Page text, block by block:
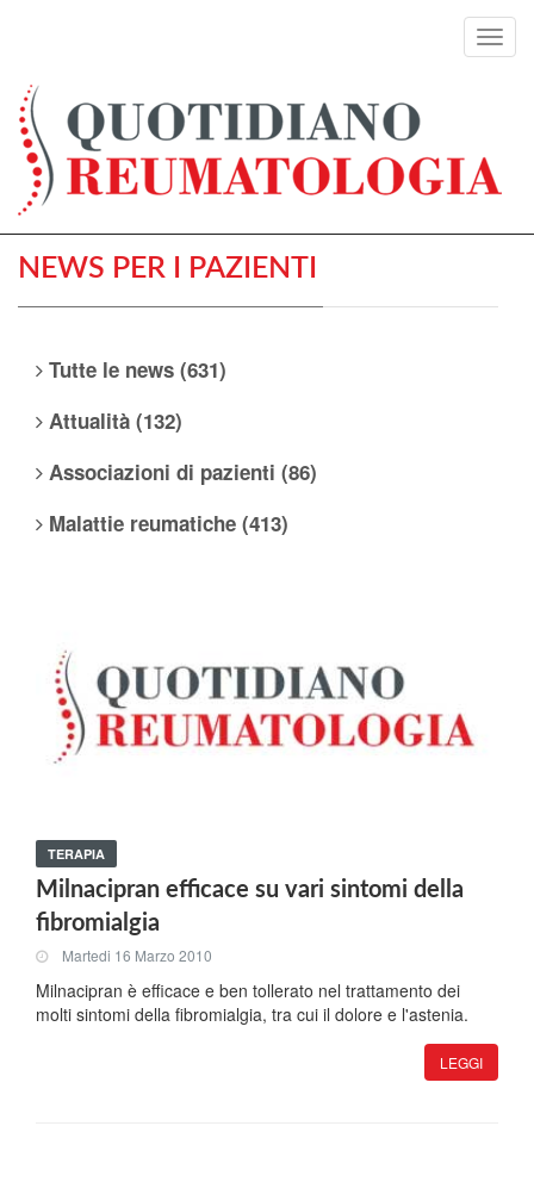
NEWS PER I PAZIENTI
Tutte le news (631)
Attualità (132)
Associazioni di pazienti (86)
Malattie reumatiche (413)
TERAPIA
Milnacipran efficace su vari sintomi della
fibromialgia
Martedi 16 Marzo 2010
Milnacipran è efficace e ben tollerato nel trattamento dei
molti sintomi della fibromialgia, tra cui il dolore e l'astenia.
LEGGI